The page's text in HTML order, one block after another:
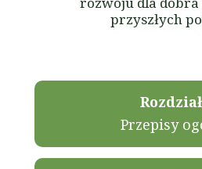
przyszłych
Przepisy